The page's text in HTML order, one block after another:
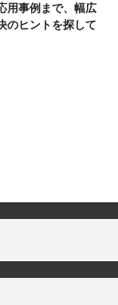
用事例まで、幅広
のヒントを探して